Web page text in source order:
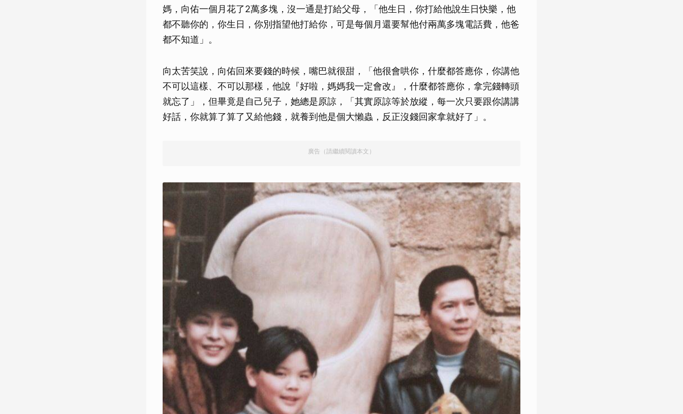
媽，向佑一個月花了2萬多塊，沒一通是打給父母，「他生日，你打給他說生日快樂，他
都不聽你的，你生日，你別指望他打給你，可是每個月還要幫他付兩萬多塊電話費，他爸
都不知道」。
向太苦笑說，向佑回來要錢的時候，嘴巴就很甜，「他很會哄你，什麼都答應你，你講他
不可以這樣、不可以那樣，他說『好啦，媽媽我一定會改』，什麼都答應你，拿完錢轉頭
就忘了」，但畢竟是自己兒子，她總是原諒，「其實原諒等於放縱，每一次只要跟你講講
好話，你就算了算了又給他錢，就養到他是個大懶蟲，反正沒錢回家拿就好了」。
廣告（請繼續閱讀本文）